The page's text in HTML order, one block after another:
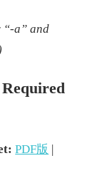
“-a” and
PDF版 |